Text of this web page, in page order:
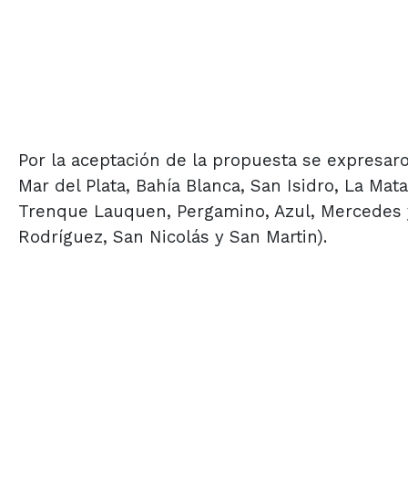
Por la aceptación de la propuesta se
Mar del Plata, Bahía Blanca, San Isidro, La
Trenque Lauquen, Pergamino, Azul,
Rodríguez, San Nicolás y San Martin).